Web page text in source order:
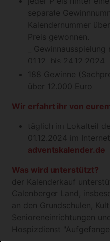
separate
Kalendernummer
Preis gewonnen.
_
01.12. bis 24.12.2024
188 Gewinne
über 12.000 Euro
Wir erfahrt ihr von
täglich im Lokalteil
01.12.2024 im
adventskalender.de
Was wird unterstützt?
der Kalenderkauf
Calenberger Land,
an den Grundschulen,
Senioreneinrichtungen
Hospizdienst